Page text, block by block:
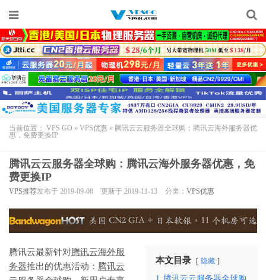
当前位置： VPS GO » VPS优惠 » 腾讯云云服务器全球购：腾讯云海外服务器优
惠，免费更换IP
腾讯云云服务器全球购：腾讯云海外服务器优惠，免
费更换IP
VPS推荐发布于 2019-09-08 更新于 2019-11-13 分类： VPS优惠
本文目录 隐藏
腾讯云最新针对腾讯云海外服
务器推出的优惠活动： 腾讯云